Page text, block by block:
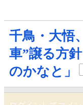
千鳥・大悟
車”譲る方
のかなと」